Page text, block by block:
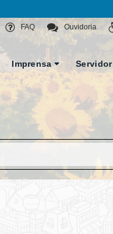
Ouvidoria
FAQ
Imprensa Servidor